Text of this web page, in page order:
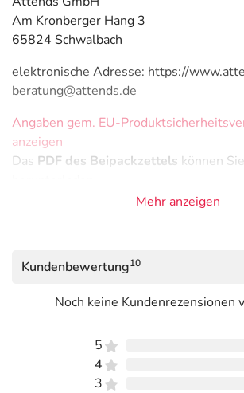
Am Kronberger Hang 3
65824 Schwalbach
elektronische Adresse: https://
beratung@attends.de
Angaben gem. EU-
anzeigen
Das PDF des Beipackzettels können
Mehr anzeigen
Kundenbewertung10
Noch keine Kundenrezensionen
5
4
3